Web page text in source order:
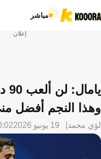
مباشر
إعلان
وهذا النجم أفضل
لؤي محمد 19 يونيو 2026